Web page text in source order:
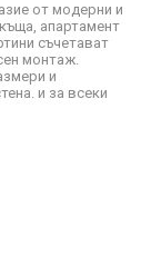
от модерни и
апартамент
съчетават
монтаж.
и
и за всеки